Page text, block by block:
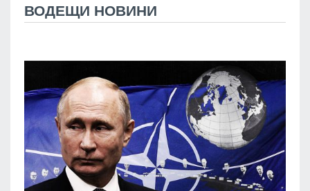
ВОДЕЩИ НОВИНИ